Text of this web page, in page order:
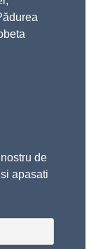
de
apasati